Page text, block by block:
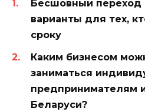
Бесшовный переход
варианты для тех,
сроку
Каким бизнесом
заниматься
предпринимателям
Беларуси?